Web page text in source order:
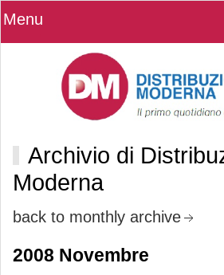
Menu
Archivio di
Moderna
back to monthly archive
2008 Novembre